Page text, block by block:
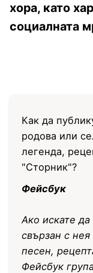
хора, като
социалната
Как да
родова или
легенда,
"Сторник"?
Фейсбук
Ако искате
свързан с
песен,
Фейсбук